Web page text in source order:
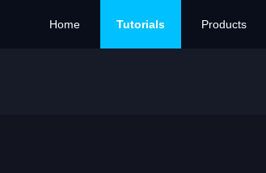
Home Tutorials Products